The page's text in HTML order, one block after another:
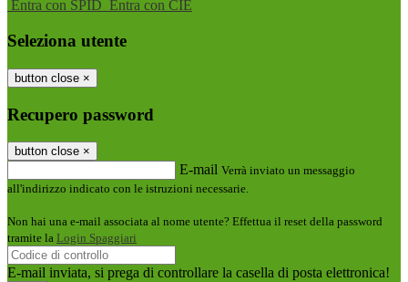
Entra con SPID Entra con CIE
Seleziona utente
button close ×
Recupero password
button close ×
E-mail Verrà inviato un messaggio
all'indirizzo indicato con le istruzioni necessarie.
Non hai una e-mail associata al nome utente? Effettua il reset della password
tramite la Login Spaggiari
E-mail inviata, si prega di controllare la casella di posta elettronica!